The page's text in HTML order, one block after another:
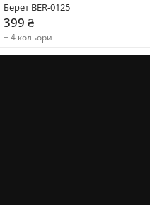
Берет BER-0125
399 ₴
+ 4 кольори